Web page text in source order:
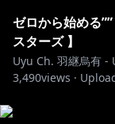
ゼロから始める
スターズ 】
Uyu Ch. 羽継烏有 -
3,490views ·